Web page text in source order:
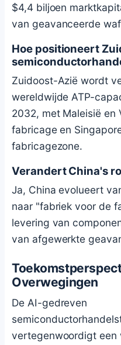
$4,4 biljoen
van geavanceerde
Hoe positioneert
Zuidoost-Azië wordt
wereldwijde ATP-
2032, met Maleisië en
fabricage en
fabricagezone.
Verandert China's
Ja, China evolueert
naar "fabriek voor de
levering van
van afgewerkte
Overwegingen
De AI-gedreven
vertegenwoordigt een